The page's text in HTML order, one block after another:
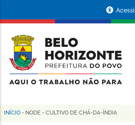
conteúdo
principal
da
Prefeitura
de
Horizonte
Trilha
INÍCIO - NODE - CULTIVO DE CHÁ-DA-ÍNDIA